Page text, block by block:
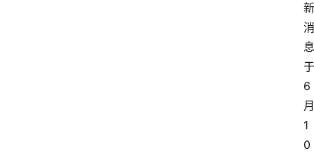
新
消
息
于
6
月
1
0